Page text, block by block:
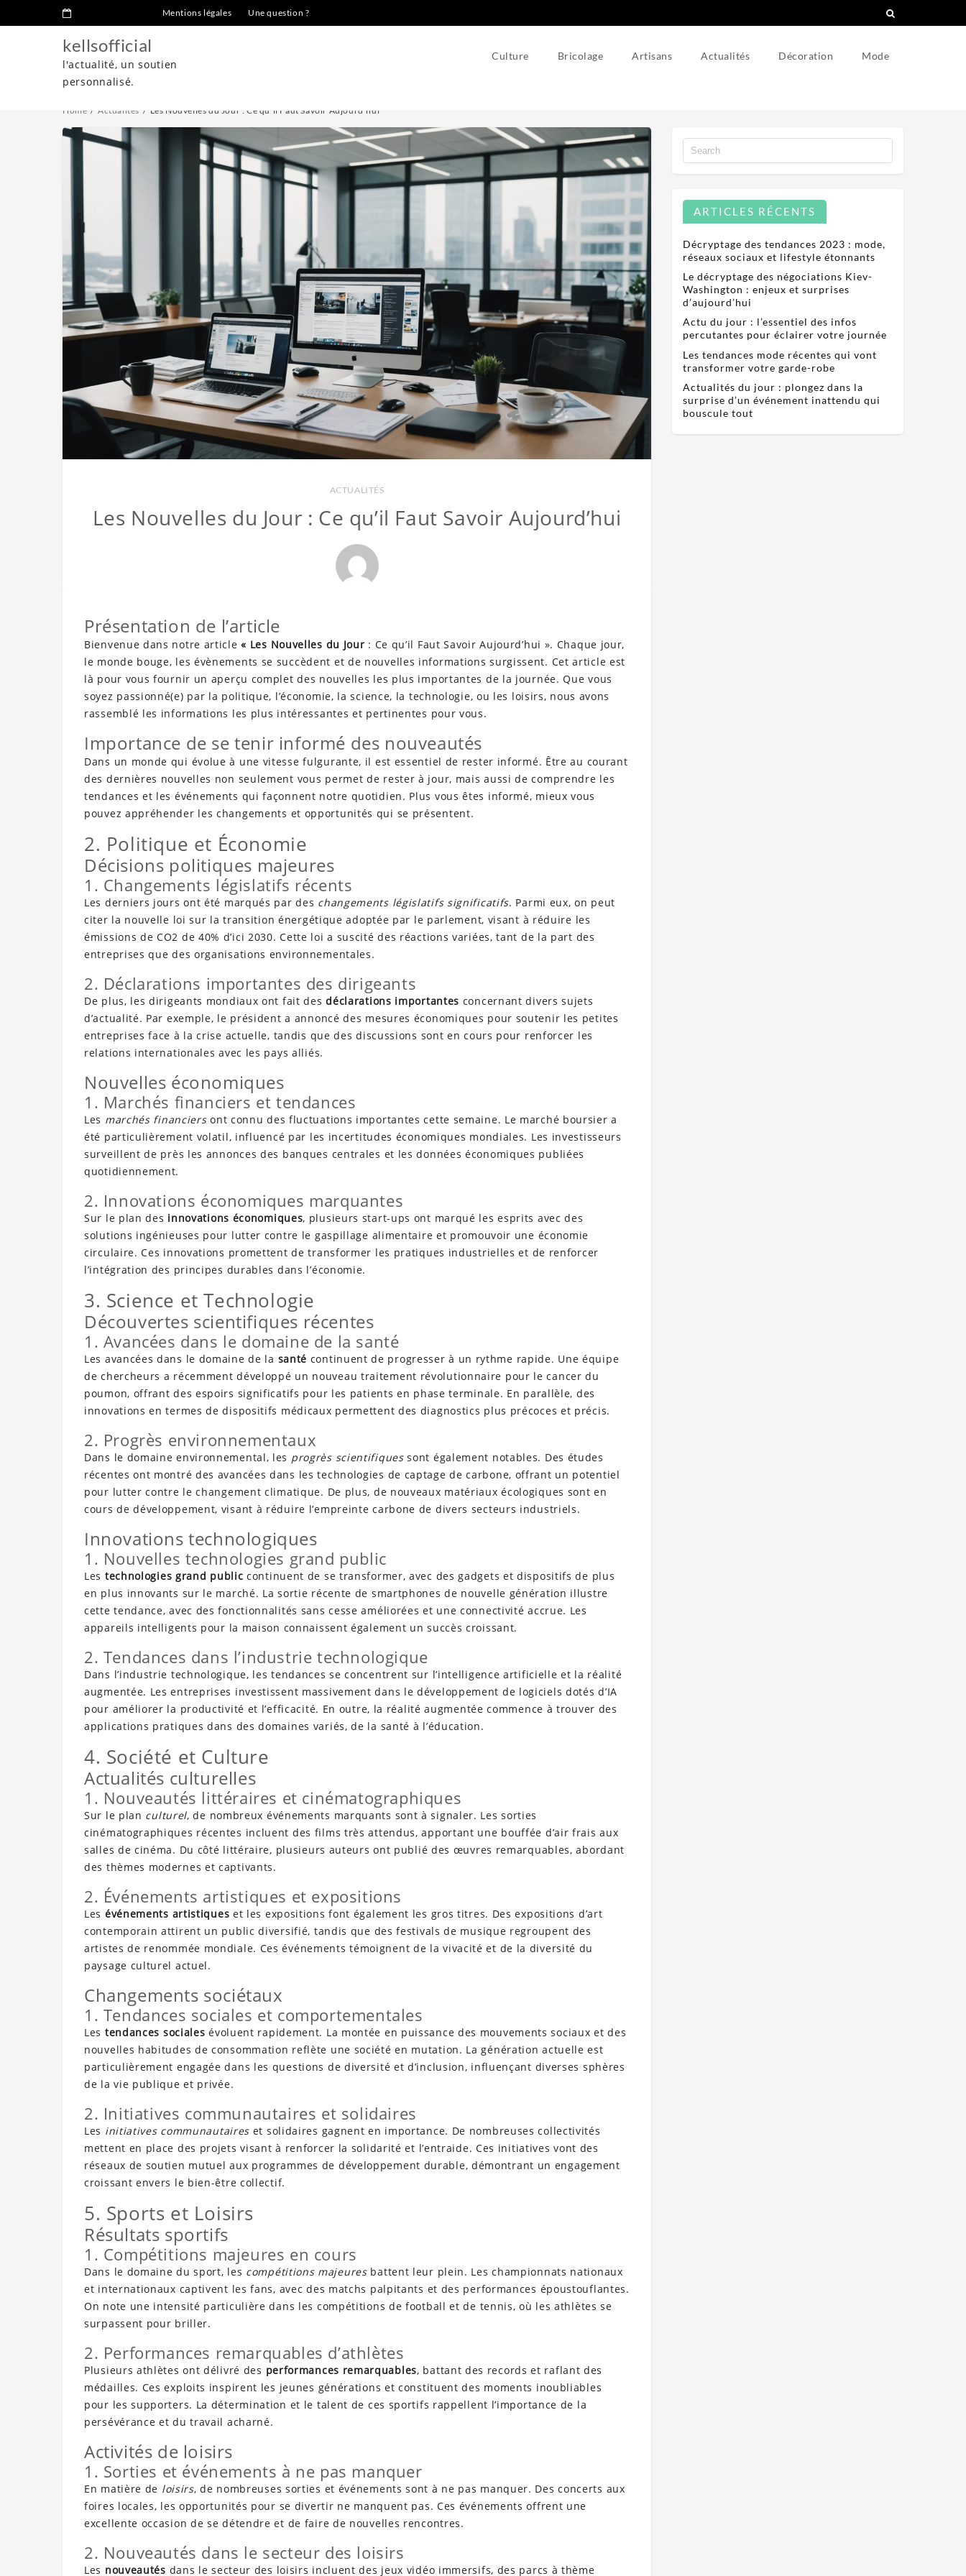
Mentions légales Une question ?
kellsofficial
l'actualité, un soutien
personnalisé.
Culture Bricolage Artisans Actualités Décoration Mode
Home Actualités Les Nouvelles du Jour : Ce qu’il Faut Savoir Aujourd’hui
ACTUALITÉS
Les Nouvelles du Jour : Ce qu’il Faut Savoir Aujourd’hui
Présentation de l’article
Bienvenue dans notre article« Les Nouvelles du Jour : Ce qu’il Faut Savoir Aujourd’hui ». Chaque jour,
le monde bouge, les évènements se succèdent et de nouvelles informations surgissent. Cet article est
là pour vous fournir un aperçu complet des nouvelles les plus importantes de la journée. Que vous
soyez passionné(e) par la politique, l’économie, la science, la technologie, ou les loisirs, nous avons
rassemblé les informations les plus intéressantes et pertinentes pour vous.
Importance de se tenir informé des nouveautés
Dans un monde qui évolue à une vitesse fulgurante, il est essentiel de rester informé. Être au courant
des dernières nouvelles non seulement vous permet de rester à jour, mais aussi de comprendre les
tendances et les événements qui façonnent notre quotidien. Plus vous êtes informé, mieux vous
pouvez appréhender les changements et opportunités qui se présentent.
2. Politique et Économie
Décisions politiques majeures
1. Changements législatifs récents
Les derniers jours ont été marqués par des changements législatifs significatifs. Parmi eux, on peut
citer la nouvelle loi sur la transition énergétique adoptée par le parlement, visant à réduire les
émissions de CO2 de 40% d’ici 2030. Cette loi a suscité des réactions variées, tant de la part des
entreprises que des organisations environnementales.
2. Déclarations importantes des dirigeants
De plus, les dirigeants mondiaux ont fait desdéclarations importantes concernant divers sujets
d’actualité. Par exemple, le président a annoncé des mesures économiques pour soutenir les petites
entreprises face à la crise actuelle, tandis que des discussions sont en cours pour renforcer les
relations internationales avec les pays alliés.
Nouvelles économiques
1. Marchés financiers et tendances
Les marchés financiersont connu des fluctuations importantes cette semaine. Le marché boursier a
été particulièrement volatil, influencé par les incertitudes économiques mondiales. Les investisseurs
surveillent de près les annonces des banques centrales et les données économiques publiées
quotidiennement.
2. Innovations économiques marquantes
Sur le plan des innovations économiques, plusieurs start-ups ont marqué les esprits avec des
solutions ingénieuses pour lutter contre le gaspillage alimentaire et promouvoir une économie
circulaire. Ces innovations promettent de transformer les pratiques industrielles et de renforcer
l’intégration des principes durables dans l’économie.
3. Science et Technologie
Découvertes scientifiques récentes
1. Avancées dans le domaine de la santé
Les avancées dans le domaine de la santé continuent de progresser à un rythme rapide. Une équipe
de chercheurs a récemment développé un nouveau traitement révolutionnaire pour le cancer du
poumon, offrant des espoirs significatifs pour les patients en phase terminale. En parallèle, des
innovations en termes de dispositifs médicaux permettent des diagnostics plus précoces et précis.
2. Progrès environnementaux
Dans le domaine environnemental, les progrès scientifiquessont également notables. Des études
récentes ont montré des avancées dans les technologies de captage de carbone, offrant un potentiel
pour lutter contre le changement climatique. De plus, de nouveaux matériaux écologiques sont en
cours de développement, visant à réduire l’empreinte carbone de divers secteurs industriels.
Innovations technologiques
1. Nouvelles technologies grand public
Les technologies grand public continuent de se transformer, avec des gadgets et dispositifs de plus
en plus innovants sur le marché. La sortie récente de smartphones de nouvelle génération illustre
cette tendance, avec des fonctionnalités sans cesse améliorées et une connectivité accrue. Les
appareils intelligents pour la maison connaissent également un succès croissant.
2. Tendances dans l’industrie technologique
Dans l’industrie technologique, les tendances se concentrent sur l’intelligence artificielle et la réalité
augmentée. Les entreprises investissent massivement dans le développement de logiciels dotés d’IA
pour améliorer la productivité et l’efficacité. En outre, la réalité augmentée commence à trouver des
applications pratiques dans des domaines variés, de la santé à l’éducation.
4. Société et Culture
Actualités culturelles
1. Nouveautés littéraires et cinématographiques
Sur le plan culturel, de nombreux événements marquants sont à signaler. Les sorties
cinématographiques récentes incluent des films très attendus, apportant une bouffée d’air frais aux
salles de cinéma. Du côté littéraire, plusieurs auteurs ont publié des œuvres remarquables, abordant
des thèmes modernes et captivants.
2. Événements artistiques et expositions
Les événements artistiques et les expositions font également les gros titres. Des expositions d’art
contemporain attirent un public diversifié, tandis que des festivals de musique regroupent des
artistes de renommée mondiale. Ces événements témoignent de la vivacité et de la diversité du
paysage culturel actuel.
Changements sociétaux
1. Tendances sociales et comportementales
Les tendances sociales évoluent rapidement. La montée en puissance des mouvements sociaux et des
nouvelles habitudes de consommation reflète une société en mutation. La génération actuelle est
particulièrement engagée dans les questions de diversité et d’inclusion, influençant diverses sphères
de la vie publique et privée.
2. Initiatives communautaires et solidaires
Les initiatives communautaires et solidaires gagnent en importance. De nombreuses collectivités
mettent en place des projets visant à renforcer la solidarité et l’entraide. Ces initiatives vont des
réseaux de soutien mutuel aux programmes de développement durable, démontrant un engagement
croissant envers le bien-être collectif.
5. Sports et Loisirs
Résultats sportifs
1. Compétitions majeures en cours
Dans le domaine du sport, les compétitions majeuresbattent leur plein. Les championnats nationaux
et internationaux captivent les fans, avec des matchs palpitants et des performances époustouflantes.
On note une intensité particulière dans les compétitions de football et de tennis, où les athlètes se
surpassent pour briller.
2. Performances remarquables d’athlètes
Plusieurs athlètes ont délivré des performances remarquables, battant des records et raflant des
médailles. Ces exploits inspirent les jeunes générations et constituent des moments inoubliables
pour les supporters. La détermination et le talent de ces sportifs rappellent l’importance de la
persévérance et du travail acharné.
Activités de loisirs
1. Sorties et événements à ne pas manquer
En matière de loisirs, de nombreuses sorties et événements sont à ne pas manquer. Des concerts aux
foires locales, les opportunités pour se divertir ne manquent pas. Ces événements offrent une
excellente occasion de se détendre et de faire de nouvelles rencontres.
2. Nouveautés dans le secteur des loisirs
Les nouveautés dans le secteur des loisirs incluent des jeux vidéo immersifs, des parcs à thème
ARTICLES RÉCENTS
Décryptage des tendances 2023 : mode,
réseaux sociaux et lifestyle étonnants
Le décryptage des négociations Kiev-
Washington : enjeux et surprises
d’aujourd’hui
Actu du jour : l’essentiel des infos
percutantes pour éclairer votre journée
Les tendances mode récentes qui vont
transformer votre garde-robe
Actualités du jour : plongez dans la
surprise d’un événement inattendu qui
bouscule tout